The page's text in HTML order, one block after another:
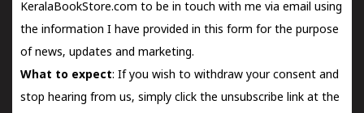
KeralaBookStore.com to be in touch with me via email using
the information I have provided in this form for the purpose
of news, updates and marketing.
What to expect: If you wish to withdraw your consent and
stop hearing from us, simply click the unsubscribe link at the